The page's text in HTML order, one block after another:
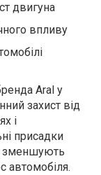
двигуна
впливу
Aral у
захист від
і
присадки
зменшують
автомобіля.